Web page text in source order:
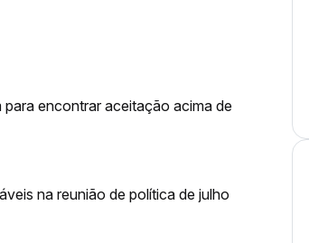
encontrar aceitação acima de
na reunião de política de julho